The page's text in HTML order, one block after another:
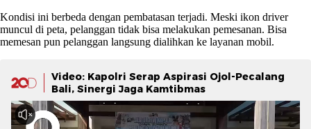
Kondisi ini berbeda dengan pembatasan terjadi. Meski ikon driver
muncul di peta, pelanggan tidak bisa melakukan pemesanan. Bisa
memesan pun pelanggan langsung dialihkan ke layanan mobil.
Video: Kapolri Serap Aspirasi Ojol-Pecalang
Bali, Sinergi Jaga Kamtibmas